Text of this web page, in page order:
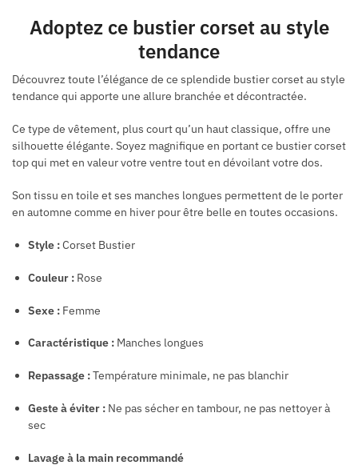
Adoptez ce bustier corset au style
tendance
Découvrez toute l’élégance de ce splendide bustier corset au style
tendance qui apporte une allure branchée et décontractée.
Ce type de vêtement, plus court qu’un haut classique, offre une
silhouette élégante. Soyez magnifique en portant ce bustier corset
top qui met en valeur votre ventre tout en dévoilant votre dos.
Son tissu en toile et ses manches longues permettent de le porter
en automne comme en hiver pour être belle en toutes occasions.
Style :Corset Bustier
Couleur : Rose
Sexe : Femme
Caractéristique : Manches longues
Repassage :Température minimale, ne pas blanchir
Geste à éviter : Ne pas sécher en tambour, ne pas nettoyer à
sec
Lavage à la main recommandé